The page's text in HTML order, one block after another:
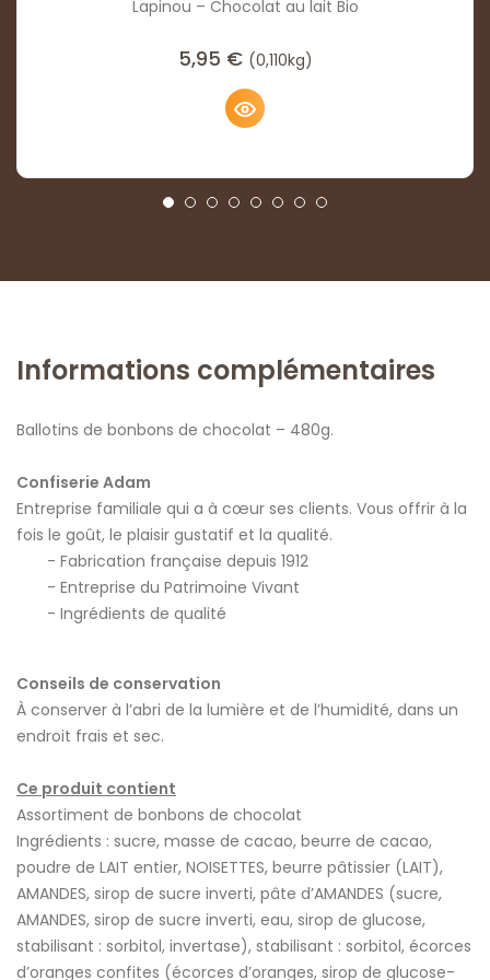
Lapinou – Chocolat au lait Bio
5,95 € (0,110kg)
Informations complémentaires
Ballotins de bonbons de chocolat – 480g.
Confiserie Adam
Entreprise familiale qui a à cœur ses clients. Vous offrir à la
fois le goût, le plaisir gustatif et la qualité.
Fabrication française depuis 1912
Entreprise du Patrimoine Vivant
Ingrédients de qualité
Conseils de conservation
À conserver à l’abri de la lumière et de l’humidité, dans un
endroit frais et sec.
Ce produit contient
Assortiment de bonbons de chocolat
Ingrédients : sucre, masse de cacao, beurre de cacao,
poudre de LAIT entier, NOISETTES, beurre pâtissier (LAIT),
AMANDES, sirop de sucre inverti, pâte d’AMANDES (sucre,
AMANDES, sirop de sucre inverti, eau, sirop de glucose,
stabilisant : sorbitol, invertase), stabilisant : sorbitol, écorces
d’oranges confites (écorces d’oranges, sirop de glucose-